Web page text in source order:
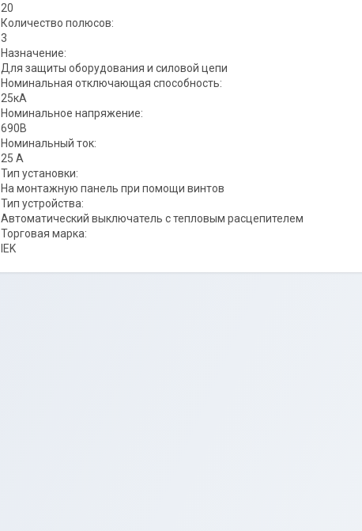
20
Количество полюсов:
3
Назначение:
Для защиты оборудования и силовой цепи
Номинальная отключающая способность:
25кА
Номинальное напряжение:
690В
Номинальный ток:
25 А
Тип установки:
На монтажную панель при помощи винтов
Тип устройства:
Автоматический выключатель с тепловым расцепителем
Торговая марка:
IEK